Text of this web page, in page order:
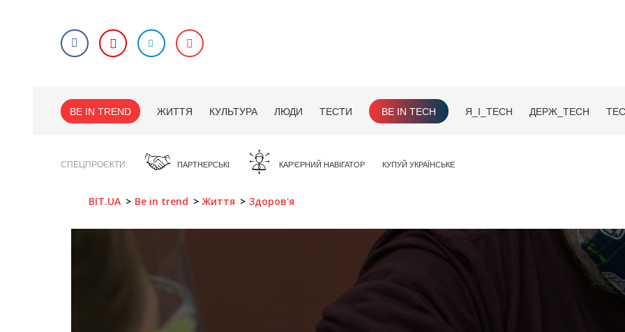
BE IN TREND ЖИТТЯ КУЛЬТУРА ЛЮДИ ТЕСТИ BE IN TECH Я_І_TECH ДЕРЖ_TECH
СПЕЦПРОЄКТИ ПАРТНЕРСЬКІ КАР'ЄРНИЙ НАВІГАТОР КУПУЙ УКРАЇНСЬКЕ
BIT.UA Be in trend Життя Здоров'я